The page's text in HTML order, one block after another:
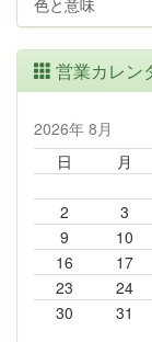
色と意味
営業カレン
2026年 8月
日
月
2
3
9
10
16
17
23
24
30
31